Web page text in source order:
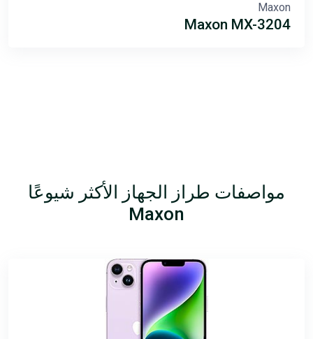
Maxon
Maxon MX-3204
مواصفات طراز الجهاز الأكثر شيوعًا
Maxon